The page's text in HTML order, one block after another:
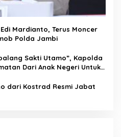
Mardianto, Terus Moncer
Polda Jambi
Sakti Utamo”, Kapolda
Dari Anak Negeri Untuk
dari Kostrad Resmi Jabat